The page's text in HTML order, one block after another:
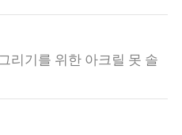
리기를 위한 아크릴 못 솔